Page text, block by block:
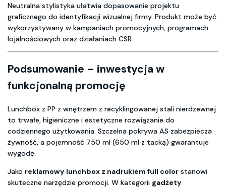
Neutralna stylistyka ułatwia dopasowanie projektu
graficznego do identyfikacji wizualnej firmy. Produkt może być
wykorzystywany w kampaniach promocyjnych, programach
lojalnościowych oraz działaniach CSR.
Podsumowanie – inwestycja w
funkcjonalną promocję
Lunchbox z PP z wnętrzem z recyklingowanej stali nierdzewnej
to trwałe, higieniczne i estetyczne rozwiązanie do
codziennego użytkowania. Szczelna pokrywa AS zabezpiecza
żywność, a pojemność 750 ml (650 ml z tacką) gwarantuje
wygodę.
Jako reklamowy lunchbox z nadrukiem full color stanowi
skuteczne narzędzie promocji. W kategorii gadżety